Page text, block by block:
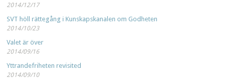
2014/12/17
SVT höll rättegång i Kunskapskanalen om Godheten
2014/10/23
Valet är över
2014/09/16
Yttrandefriheten revisited
2014/09/10